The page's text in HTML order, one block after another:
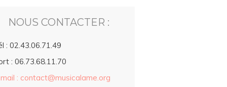
NOUS CONTACTER :
: 02.43.06.71.49
: 06.73.68.11.70
: contact@musicalame.org